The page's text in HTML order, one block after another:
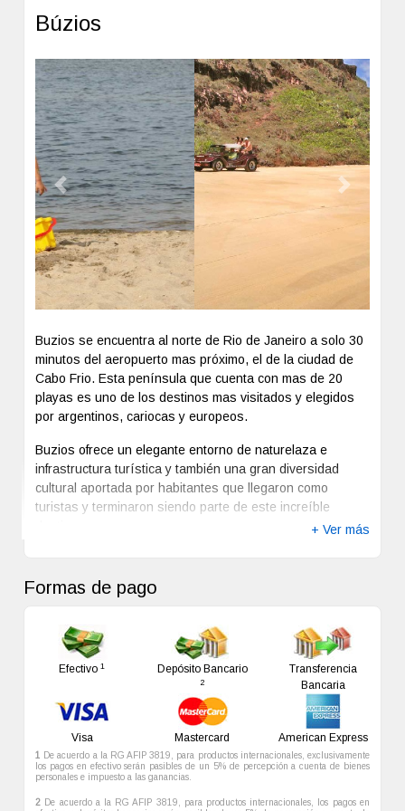
Las playas de Canto, Ossos, Azeda y João Fernandes
Búzios
Previous Next
Buzios se encuentra al norte de Rio de Janeiro a solo 30
minutos del aeropuerto mas próximo, el de la ciudad de
Cabo Frio. Esta península que cuenta con mas de 20
playas es uno de los destinos mas visitados y elegidos
por argentinos, cariocas y europeos.
Buzios ofrece un elegante entorno de naturelaza e
infrastructura turística y también una gran diversidad
cultural aportada por habitantes que llegaron como
turistas y terminaron siendo parte de este increíble
peatonal Rua das Pedras que ofrece un sin número de
tiendas, bares , restaurantes y gran cantidad de
Una caminata por la Orla Bardot para ver el atarceder
sobre el mar es un paseo que nadie puede perderse en
Buzios y tampoco una cena en el centro gastronómico de
Porto da Barra de Manguinhos.
Las atractivas playas Joao Fernandez, Ferradura, Geribá
, Tartaruga, Brava, Osos son algunas de las mas visitas.
+ Ver más
Formas de pago
Efectivo1 Depósito Bancario
2
Transferencia
Bancaria
Visa Mastercard American Express
1 De acuerdo a la RG AFIP 3819, para productos internacionales, exclusivamente
los pagos en efectivo serán pasibles de un 5% de percepción a cuenta de bienes
personales e impuesto a las ganancias.
2 De acuerdo a la RG AFIP 3819, para productos internacionales, los pagos en